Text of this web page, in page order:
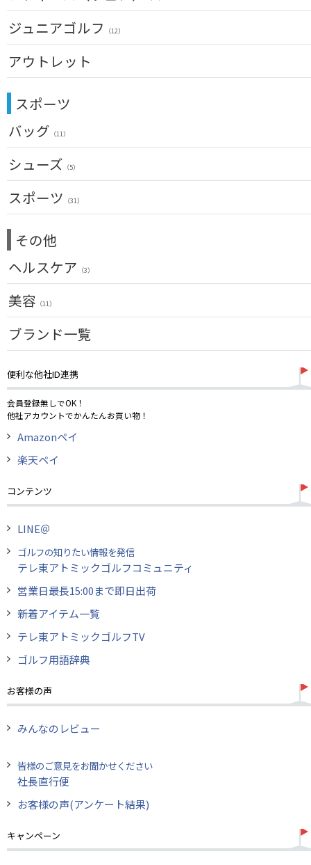
ネックレス （31）
その他（42）
シャフト
アイアン単品(左用)（3）
ウェッジ(左用) （7）
パター(左用)
USモデル
アイアンセット(女性用)
アイアン単品(女性用)（14）
ウェッジ(女性用)
チッパー(女性用)
USモデル
トップス（5）
レインウェア
グローブ
その他
ジュニアゴルフ （12）
アウトレット
ドライバー
フェアウェイウッド
ユーティリティー
アイアンセット
アイアン単品
ウェッジ
パター
ゴルフバッグ
キャディバッグ
ゴルフシューズ
ウェア
その他
スポーツ
バッグ （11）
メンズ
スーツケース
シューズ （5）
アクセサリー
メンズ
スポーツ （31）
アウトドア
アクセサリー
その他
ヘルスケア （3）
サポーター
美容 （11）
UVケア（11）
ブランド一覧
便利な他社ID連携
会員登録無しでOK！
他社アカウントでかんたんお買い物！
Amazonペイ
楽天ペイ
コンテンツ
LINE＠
ゴルフの知りたい情報を発信
テレ東アトミックゴルフコミュニティ
営業日最長15:00まで即日出荷
新着アイテム一覧
テレ東アトミックゴルフTV
ゴルフ用語辞典
お客様の声
みんなのレビュー
皆様のご意見をお聞かせください
社長直行便
お客様の声(アンケート結果)
キャンペーン